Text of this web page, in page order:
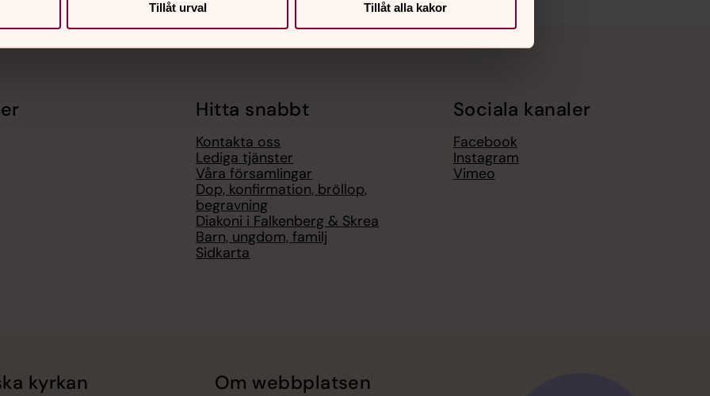
Tillåt urval Tillåt alla kakor
Hitta snabbt
Kontakta oss
Lediga tjänster
Våra församlingar
Dop, konfirmation, bröllop,
begravning
Diakoni i Falkenberg & Skrea
Barn, ungdom, familj
Sidkarta
Sociala kanaler
Facebook
Instagram
Vimeo
kyrkan Om webbplatsen